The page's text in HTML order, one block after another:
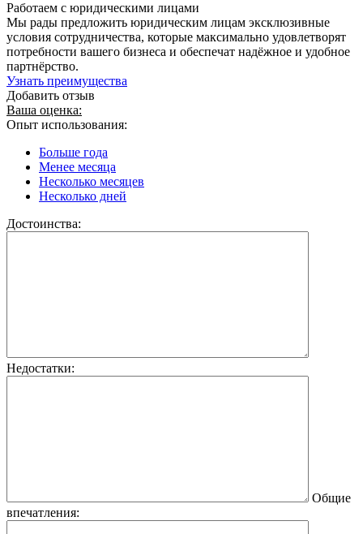
Работаем с юридическими лицами
Мы рады предложить юридическим лицам эксклюзивные
условия сотрудничества, которые максимально удовлетворят
потребности вашего бизнеса и обеспечат надёжное и удобное
партнёрство.
Узнать преимущества
Добавить отзыв
Ваша оценка:
Опыт использования:
Больше года
Менее месяца
Несколько месяцев
Несколько дней
Достоинства:
Недостатки:
Общие
впечатления: